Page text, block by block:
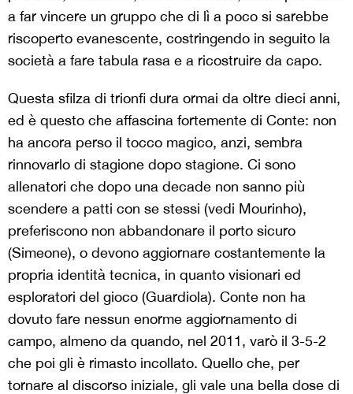
a far vincere un gruppo che di lì a poco si sarebbe
riscoperto evanescente, costringendo in seguito la
società a fare tabula rasa e a ricostruire da capo.
Questa sfilza di trionfi dura ormai da oltre dieci anni,
ed è questo che affascina fortemente di Conte: non
ha ancora perso il tocco magico, anzi, sembra
rinnovarlo di stagione dopo stagione. Ci sono
allenatori che dopo una decade non sanno più
scendere a patti con se stessi (vedi Mourinho),
preferiscono non abbandonare il porto sicuro
(Simeone), o devono aggiornare costantemente la
propria identità tecnica, in quanto visionari ed
esploratori del gioco (Guardiola). Conte non ha
dovuto fare nessun enorme aggiornamento di
campo, almeno da quando, nel 2011, varò il 3-5-2
che poi gli è rimasto incollato. Quello che, per
tornare al discorso iniziale, gli vale una bella dose di